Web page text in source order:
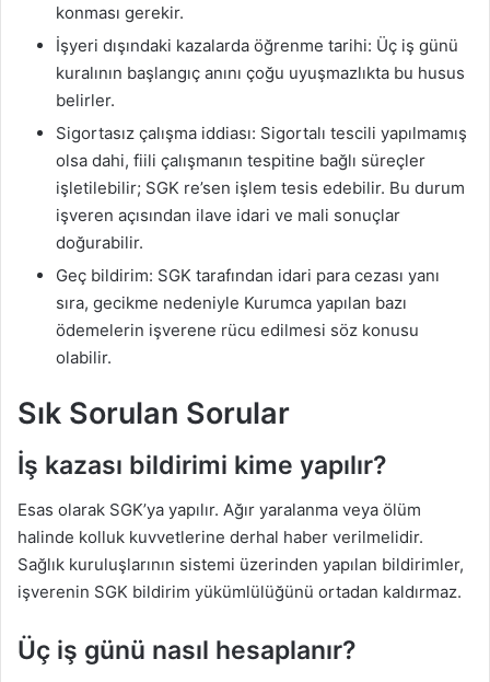
konması gerekir.
İşyeri dışındaki kazalarda öğrenme tarihi: Üç iş günü
kuralının başlangıç anını çoğu uyuşmazlıkta bu husus
belirler.
Sigortasız çalışma iddiası: Sigortalı tescili yapılmamış
olsa dahi, fiili çalışmanın tespitine bağlı süreçler
işletilebilir; SGK re’sen işlem tesis edebilir. Bu durum
işveren açısından ilave idari ve mali sonuçlar
doğurabilir.
Geç bildirim: SGK tarafından idari para cezası yanı
sıra, gecikme nedeniyle Kurumca yapılan bazı
ödemelerin işverene rücu edilmesi söz konusu
olabilir.
Sık Sorulan Sorular
İş kazası bildirimi kime yapılır?
Esas olarak SGK’ya yapılır. Ağır yaralanma veya ölüm
halinde kolluk kuvvetlerine derhal haber verilmelidir.
Sağlık kuruluşlarının sistemi üzerinden yapılan bildirimler,
işverenin SGK bildirim yükümlülüğünü ortadan kaldırmaz.
Üç iş günü nasıl hesaplanır?